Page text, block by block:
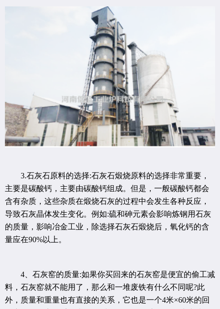
3.石灰石原料的选择:石灰石煅烧原料的选择非常重要，
主要是碳酸钙，主要由碳酸钙组成。但是，一般碳酸钙都会
含有杂质，这些杂质在煅烧石灰的过程中会发生各种反应，
导致石灰晶体发生变化。例如:硫和砷元素会影响炼钢用石灰
的质量，影响冶金工业，除选择石灰石煅烧后，氧化钙的含
量应在90%以上。
4、石灰窑的质量:如果你买回来的石灰窑是便宜的偷工减
料，石灰窑就不能用了，那么和一堆废铁有什么不同呢?此
外，质量和重量也有直接的关系，它也是一个4米×60米的回